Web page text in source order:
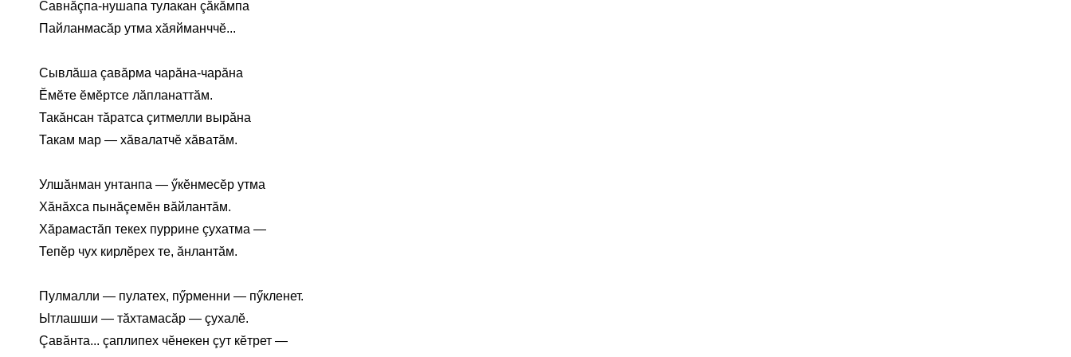
Савнăçпа-нушапа тулакан çăкăмпа
Пайланмасăр утма хăяйманччĕ...
Сывлăша çавăрма чарăна-чарăна
Ĕмĕте ĕмĕртсе лăпланаттăм.
Такăнсан тăратса çитмелли вырăна
Такам мар — хăвалатчĕ хăватăм.
Улшăнман унтанпа — ӳкĕнмесĕр утма
Хăнăхса пынăçемĕн вăйлантăм.
Хăрамастăп текех пуррине çухатма —
Тепĕр чух кирлĕрех те, ăнлантăм.
Пулмалли — пулатех, пӳрменни — пӳкленет.
Ытлашши — тăхтамасăр — çухалĕ.
Çавăнта... çаплипех чĕнекен çут кĕтрет —